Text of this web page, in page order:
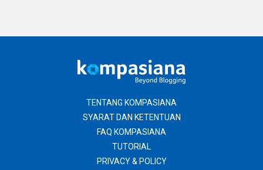
TENTANG KOMPASIANA
SYARAT DAN KETENTUAN
FAQ KOMPASIANA
TUTORIAL
PRIVACY & POLICY